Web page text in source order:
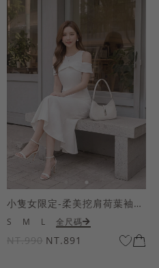
小隻女限定-柔美挖肩荷葉袖魚尾長洋裝
S M L 全尺碼
NT.990 NT.891